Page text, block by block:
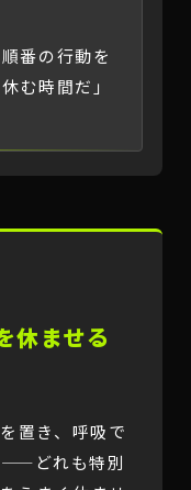
番の行動を
む時間だ」
休ませる
置き、呼吸で
——どれも特別